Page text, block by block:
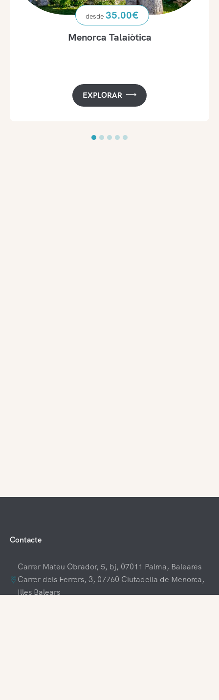
Menorca Talaiòtica
35.00€
EXPLORAR
Contacte
Carrer Mateu Obrador, 5, bj, 07011 Palma, Baleares
Carrer dels Ferrers, 3, 07760 Ciutadella de Menorca,
Illes Balears